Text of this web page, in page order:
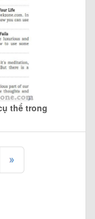
thể trong